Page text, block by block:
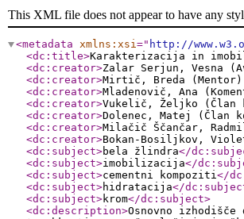
This XML file does not appear to have any
<metadata xmlns:xsi=" http://
<dc:title>Karakterizacija in
<dc:creator>Zalar Serjun, Vesna
<dc:creator>Mirtič, Breda (Mentor)
<dc:creator>Mladenovič, Ana
<dc:creator>Vukelič, Željko (Član
<dc:creator>Dolenec, Matej (Član
<dc:creator>Milačič Ščančar,
<dc:creator>Bokan-Bosiljkov,
<dc:subject>bela žlindra</
<dc:subject>imobilizacija</
<dc:subject>cementni kompoziti</
<dc:subject>hidratacija</
<dc:subject>krom</dc:subject>
<dc:description>Osnovno